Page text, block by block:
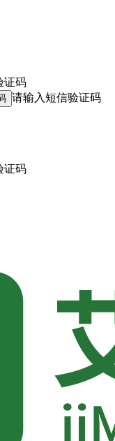
证码
请输入短信验证码
证码